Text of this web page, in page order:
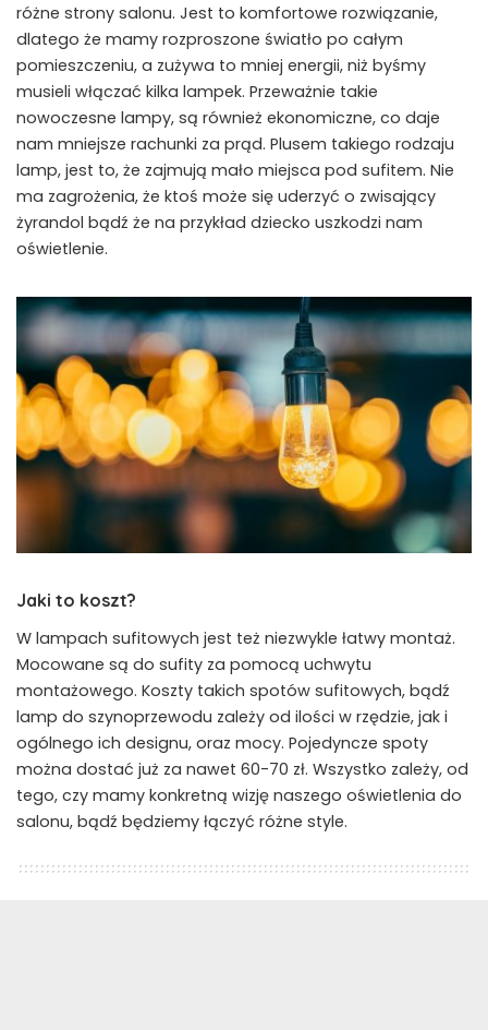
różne strony salonu. Jest to komfortowe rozwiązanie,
dlatego że mamy rozproszone światło po całym
pomieszczeniu, a zużywa to mniej energii, niż byśmy
musieli włączać kilka lampek. Przeważnie takie
nowoczesne lampy, są również ekonomiczne, co daje
nam mniejsze rachunki za prąd. Plusem takiego rodzaju
lamp, jest to, że zajmują mało miejsca pod sufitem. Nie
ma zagrożenia, że ktoś może się uderzyć o zwisający
żyrandol bądź że na przykład dziecko uszkodzi nam
oświetlenie.
Jaki to koszt?
W lampach sufitowych jest też niezwykle łatwy montaż.
Mocowane są do sufity za pomocą uchwytu
montażowego. Koszty takich spotów sufitowych, bądź
lamp do szynoprzewodu zależy od ilości w rzędzie, jak i
ogólnego ich designu, oraz mocy. Pojedyncze spoty
można dostać już za nawet 60-70 zł. Wszystko zależy, od
tego, czy mamy konkretną wizję naszego oświetlenia do
salonu, bądź będziemy łączyć różne style.